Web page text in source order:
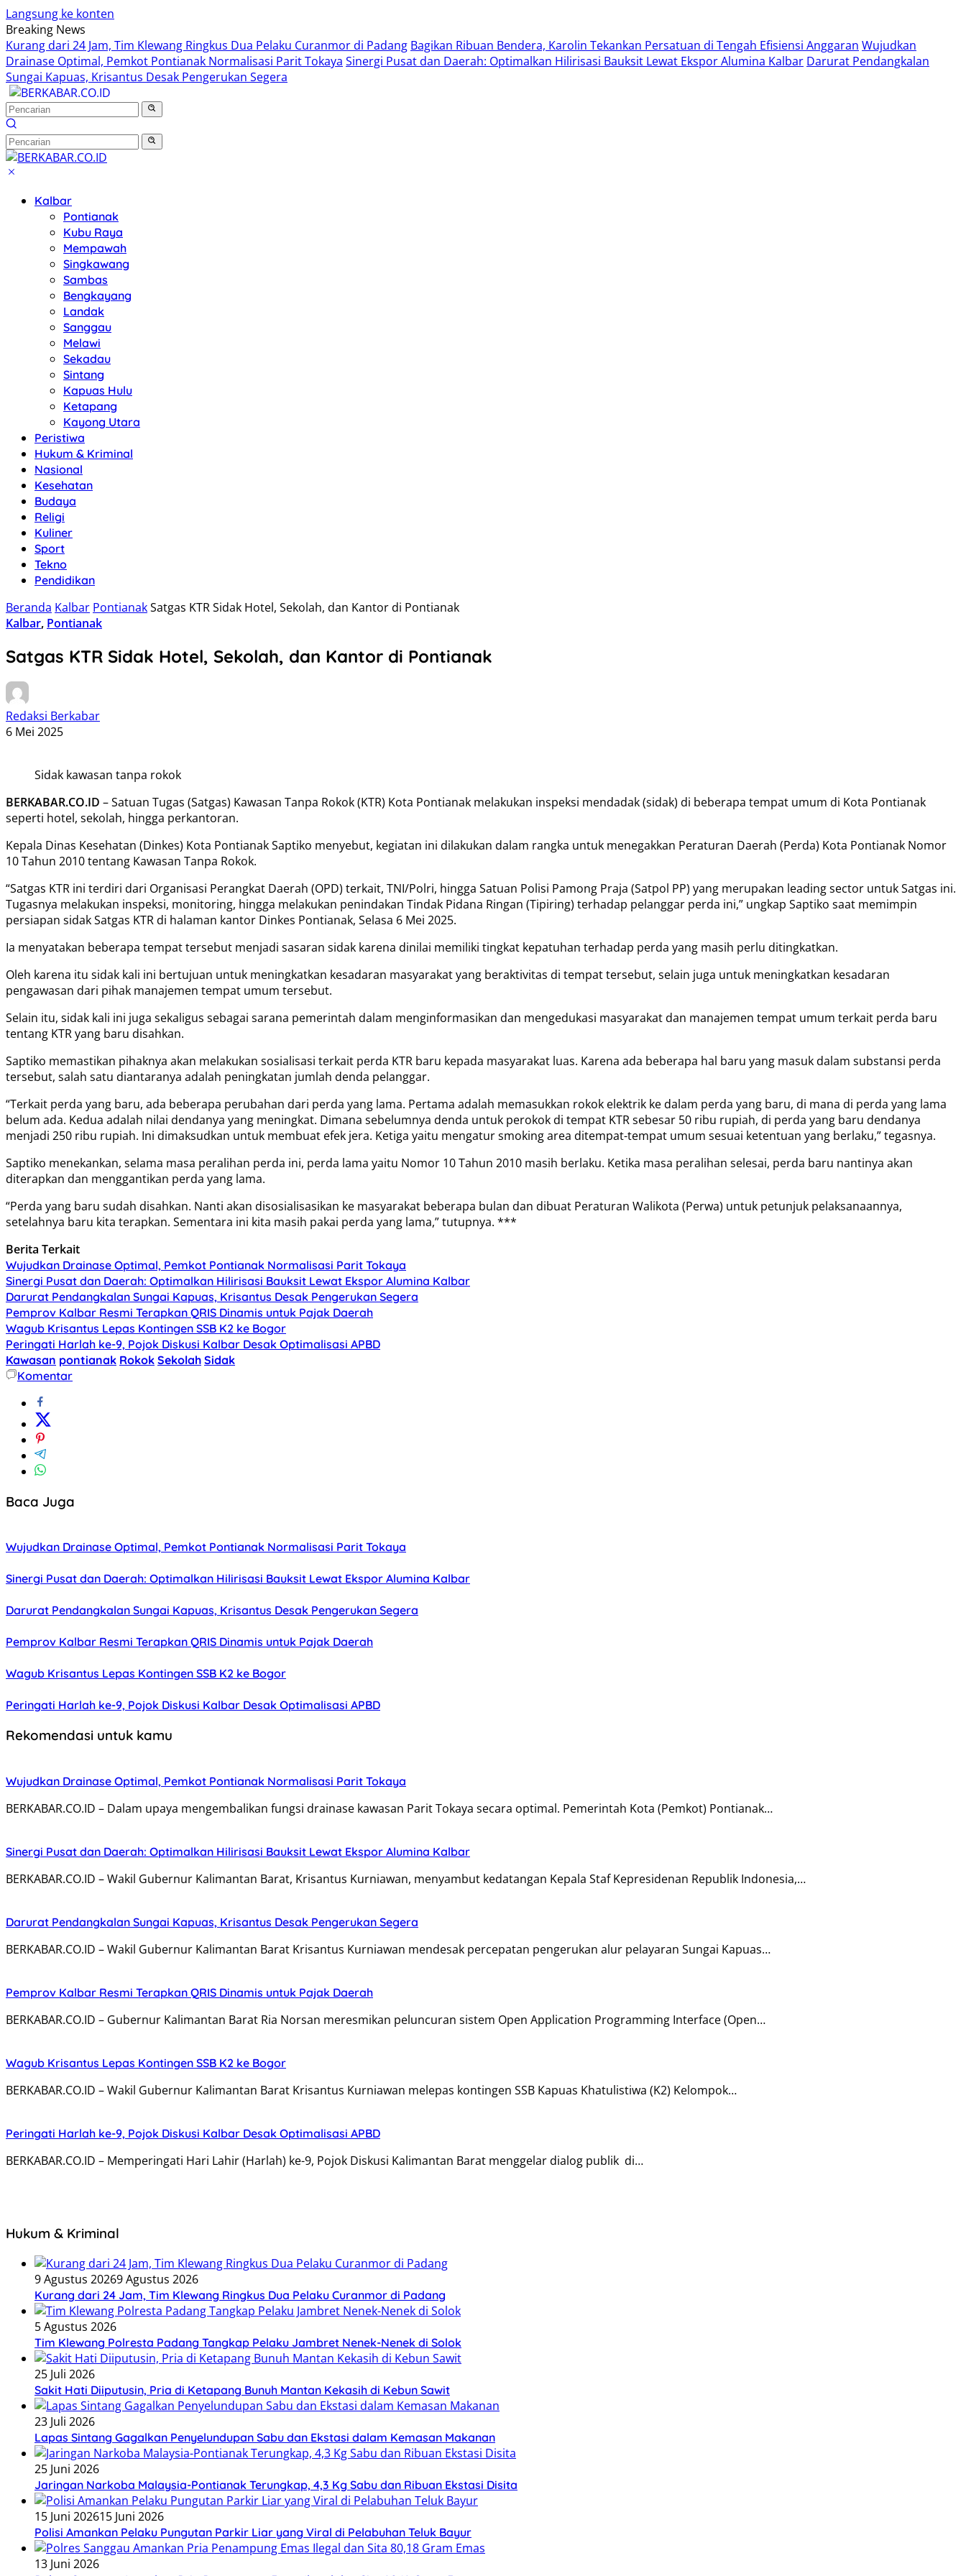
Langsung ke konten
Breaking News
Kurang dari 24 Jam, Tim Klewang Ringkus Dua Pelaku Curanmor di Padang Bagikan Ribuan Bendera, Karolin Tekankan Persatuan di Tengah Efisiensi Anggaran Wujudkan
Drainase Optimal, Pemkot Pontianak Normalisasi Parit Tokaya Sinergi Pusat dan Daerah: Optimalkan Hilirisasi Bauksit Lewat Ekspor Alumina Kalbar Darurat Pendangkalan
Sungai Kapuas, Krisantus Desak Pengerukan Segera
Kalbar
Pontianak
Kubu Raya
Mempawah
Singkawang
Sambas
Bengkayang
Landak
Sanggau
Melawi
Sekadau
Sintang
Kapuas Hulu
Ketapang
Kayong Utara
Peristiwa
Hukum & Kriminal
Nasional
Kesehatan
Budaya
Religi
Kuliner
Sport
Tekno
Pendidikan
Beranda Kalbar PontianakSatgas KTR Sidak Hotel, Sekolah, dan Kantor di Pontianak
Kalbar, Pontianak
Satgas KTR Sidak Hotel, Sekolah, dan Kantor di Pontianak
Redaksi Berkabar
6 Mei 2025
Sidak kawasan tanpa rokok
BERKABAR.CO.ID – Satuan Tugas (Satgas) Kawasan Tanpa Rokok (KTR) Kota Pontianak melakukan inspeksi mendadak (sidak) di beberapa tempat umum di Kota Pontianak
seperti hotel, sekolah, hingga perkantoran.
Kepala Dinas Kesehatan (Dinkes) Kota Pontianak Saptiko menyebut, kegiatan ini dilakukan dalam rangka untuk menegakkan Peraturan Daerah (Perda) Kota Pontianak Nomor
10 Tahun 2010 tentang Kawasan Tanpa Rokok.
“Satgas KTR ini terdiri dari Organisasi Perangkat Daerah (OPD) terkait, TNI/Polri, hingga Satuan Polisi Pamong Praja (Satpol PP) yang merupakan leading sector untuk Satgas ini.
Tugasnya melakukan inspeksi, monitoring, hingga melakukan penindakan Tindak Pidana Ringan (Tipiring) terhadap pelanggar perda ini,” ungkap Saptiko saat memimpin
persiapan sidak Satgas KTR di halaman kantor Dinkes Pontianak, Selasa 6 Mei 2025.
Ia menyatakan beberapa tempat tersebut menjadi sasaran sidak karena dinilai memiliki tingkat kepatuhan terhadap perda yang masih perlu ditingkatkan.
Oleh karena itu sidak kali ini bertujuan untuk meningkatkan kesadaran masyarakat yang beraktivitas di tempat tersebut, selain juga untuk meningkatkan kesadaran
pengawasan dari pihak manajemen tempat umum tersebut.
Selain itu, sidak kali ini juga sekaligus sebagai sarana pemerintah dalam menginformasikan dan mengedukasi masyarakat dan manajemen tempat umum terkait perda baru
tentang KTR yang baru disahkan.
Saptiko memastikan pihaknya akan melakukan sosialisasi terkait perda KTR baru kepada masyarakat luas. Karena ada beberapa hal baru yang masuk dalam substansi perda
tersebut, salah satu diantaranya adalah peningkatan jumlah denda pelanggar.
“Terkait perda yang baru, ada beberapa perubahan dari perda yang lama. Pertama adalah memasukkan rokok elektrik ke dalam perda yang baru, di mana di perda yang lama
belum ada. Kedua adalah nilai dendanya yang meningkat. Dimana sebelumnya denda untuk perokok di tempat KTR sebesar 50 ribu rupiah, di perda yang baru dendanya
menjadi 250 ribu rupiah. Ini dimaksudkan untuk membuat efek jera. Ketiga yaitu mengatur smoking area ditempat-tempat umum sesuai ketentuan yang berlaku,” tegasnya.
Saptiko menekankan, selama masa peralihan perda ini, perda lama yaitu Nomor 10 Tahun 2010 masih berlaku. Ketika masa peralihan selesai, perda baru nantinya akan
diterapkan dan menggantikan perda yang lama.
“Perda yang baru sudah disahkan. Nanti akan disosialisasikan ke masyarakat beberapa bulan dan dibuat Peraturan Walikota (Perwa) untuk petunjuk pelaksanaannya,
setelahnya baru kita terapkan. Sementara ini kita masih pakai perda yang lama,” tutupnya. ***
Berita Terkait
Wujudkan Drainase Optimal, Pemkot Pontianak Normalisasi Parit Tokaya
Sinergi Pusat dan Daerah: Optimalkan Hilirisasi Bauksit Lewat Ekspor Alumina Kalbar
Darurat Pendangkalan Sungai Kapuas, Krisantus Desak Pengerukan Segera
Pemprov Kalbar Resmi Terapkan QRIS Dinamis untuk Pajak Daerah
Wagub Krisantus Lepas Kontingen SSB K2 ke Bogor
Peringati Harlah ke-9, Pojok Diskusi Kalbar Desak Optimalisasi APBD
Kawasan pontianak Rokok Sekolah Sidak
Komentar
Baca Juga
Wujudkan Drainase Optimal, Pemkot Pontianak Normalisasi Parit Tokaya
Sinergi Pusat dan Daerah: Optimalkan Hilirisasi Bauksit Lewat Ekspor Alumina Kalbar
Darurat Pendangkalan Sungai Kapuas, Krisantus Desak Pengerukan Segera
Pemprov Kalbar Resmi Terapkan QRIS Dinamis untuk Pajak Daerah
Wagub Krisantus Lepas Kontingen SSB K2 ke Bogor
Peringati Harlah ke-9, Pojok Diskusi Kalbar Desak Optimalisasi APBD
Rekomendasi untuk kamu
Wujudkan Drainase Optimal, Pemkot Pontianak Normalisasi Parit Tokaya
BERKABAR.CO.ID – Dalam upaya mengembalikan fungsi drainase kawasan Parit Tokaya secara optimal. Pemerintah Kota (Pemkot) Pontianak…
Sinergi Pusat dan Daerah: Optimalkan Hilirisasi Bauksit Lewat Ekspor Alumina Kalbar
BERKABAR.CO.ID – Wakil Gubernur Kalimantan Barat, Krisantus Kurniawan, menyambut kedatangan Kepala Staf Kepresidenan Republik Indonesia,…
Darurat Pendangkalan Sungai Kapuas, Krisantus Desak Pengerukan Segera
BERKABAR.CO.ID – Wakil Gubernur Kalimantan Barat Krisantus Kurniawan mendesak percepatan pengerukan alur pelayaran Sungai Kapuas…
Pemprov Kalbar Resmi Terapkan QRIS Dinamis untuk Pajak Daerah
BERKABAR.CO.ID – Gubernur Kalimantan Barat Ria Norsan meresmikan peluncuran sistem Open Application Programming Interface (Open…
Wagub Krisantus Lepas Kontingen SSB K2 ke Bogor
BERKABAR.CO.ID – Wakil Gubernur Kalimantan Barat Krisantus Kurniawan melepas kontingen SSB Kapuas Khatulistiwa (K2) Kelompok…
Peringati Harlah ke-9, Pojok Diskusi Kalbar Desak Optimalisasi APBD
BERKABAR.CO.ID – Memperingati Hari Lahir (Harlah) ke-9, Pojok Diskusi Kalimantan Barat menggelar dialog publik di…
Hukum & Kriminal
9 Agustus 20269 Agustus 2026
Kurang dari 24 Jam, Tim Klewang Ringkus Dua Pelaku Curanmor di Padang
5 Agustus 2026
Tim Klewang Polresta Padang Tangkap Pelaku Jambret Nenek-Nenek di Solok
25 Juli 2026
Sakit Hati Diiputusin, Pria di Ketapang Bunuh Mantan Kekasih di Kebun Sawit
23 Juli 2026
Lapas Sintang Gagalkan Penyelundupan Sabu dan Ekstasi dalam Kemasan Makanan
25 Juni 2026
Jaringan Narkoba Malaysia-Pontianak Terungkap, 4,3 Kg Sabu dan Ribuan Ekstasi Disita
15 Juni 202615 Juni 2026
Polisi Amankan Pelaku Pungutan Parkir Liar yang Viral di Pelabuhan Teluk Bayur
13 Juni 2026